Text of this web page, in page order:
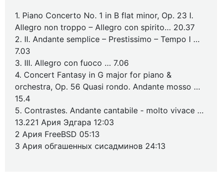
1. Piano Concerto No. 1 in B flat minor, Op. 23 I.
Allegro non troppo – Allegro con spirito… 20.37
2. II. Andante semplice – Prestissimo – Tempo I …
7.03
3. III. Allegro con fuoco … 7.06
4. Concert Fantasy in G major for piano &
orchestra, Op. 56 Quasi rondo. Andante mosso …
15.4
5. Contrastes. Andante cantabile - molto vivace …
13.221 Ария Эдгара 12:03
2 Ария FreeBSD 05:13
3 Ария обгашенных сисадминов 24:13